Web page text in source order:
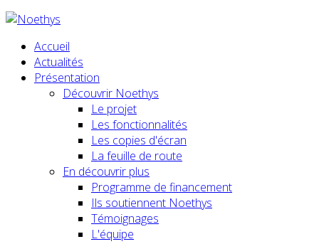
Accueil
Actualités
Présentation
Découvrir Noethys
Le projet
Les fonctionnalités
Les copies d'écran
La feuille de route
En découvrir plus
Programme de financement
Ils soutiennent Noethys
Témoignages
L'équipe